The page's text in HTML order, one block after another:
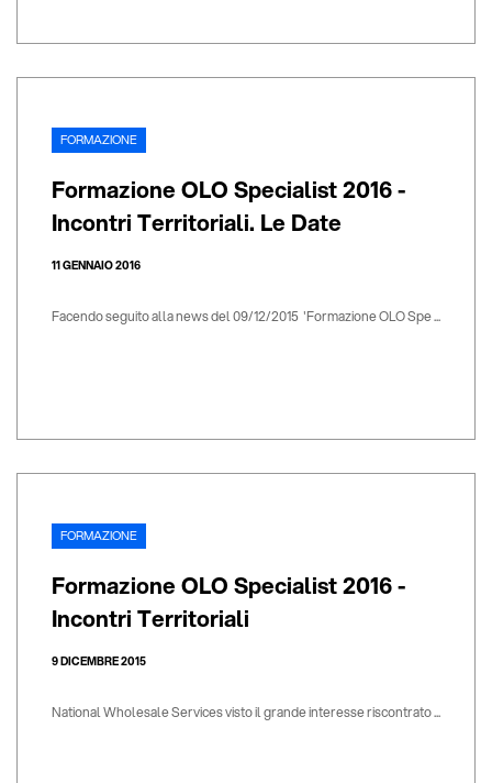
FORMAZIONE
Formazione OLO Specialist 2016 -
Incontri Territoriali. Le Date
11 GENNAIO 2016
Facendo seguito alla news del 09/12/2015 'Formazione OLO Spe ...
FORMAZIONE
Formazione OLO Specialist 2016 -
Incontri Territoriali
9 DICEMBRE 2015
National Wholesale Services visto il grande interesse riscontrato ...